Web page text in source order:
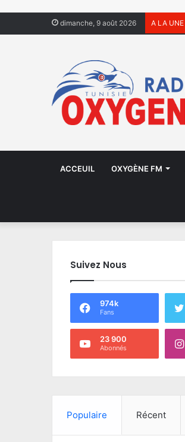
dimanche, 9 août 2026 A LA UNE
ACCEUIL OXYGÈNE FM
Suivez Nous
974k
Fans
23 900
Abonnés
Populaire Récent